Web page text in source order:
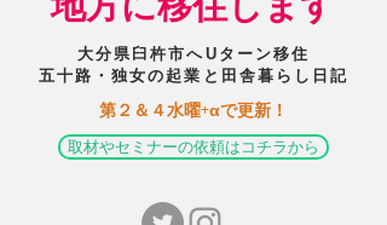
大分県臼杵市へUターン移住
五十路・独女の起業と田舎暮らし日記
​第２＆４水曜+αで更新！
取材やセミナーの依頼はコチラから